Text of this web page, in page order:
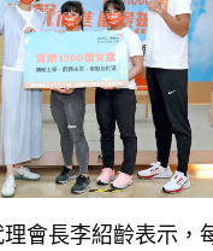
會長李紹齡表示，